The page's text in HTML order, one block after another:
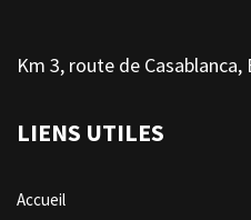
Km 3, route de Casablanca,
LIENS UTILES
Accueil